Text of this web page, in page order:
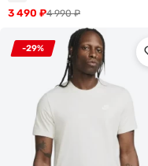
4 990₽
3 490 ₽
-29%